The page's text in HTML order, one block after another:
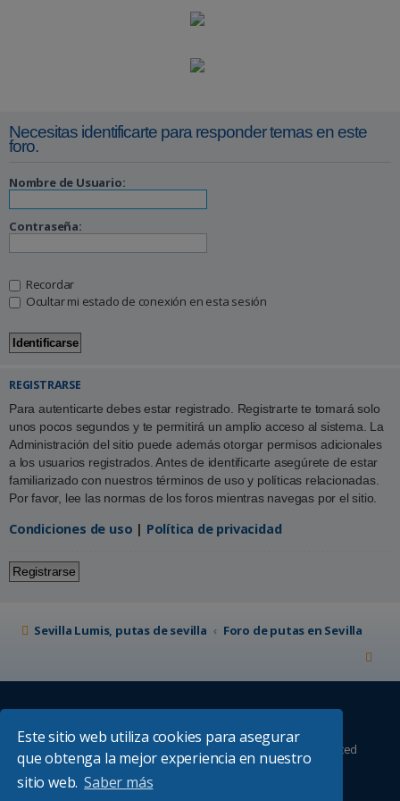
Este sitio web utiliza cookies para asegurar
que obtenga la mejor experiencia en nuestro
sitio web. Saber más
Necesitas identificarte para responder temas en este
foro.
Nombre de Usuario:
Contraseña:
Recordar
Ocultar mi estado de conexión en esta sesión
REGISTRARSE
Para autenticarte debes estar registrado. Registrarte te tomará solo
unos pocos segundos y te permitirá un amplio acceso al sistema. La
Administración del sitio puede además otorgar permisos adicionales
a los usuarios registrados. Antes de identificarte asegúrete de estar
familiarizado con nuestros términos de uso y políticas relacionadas.
Por favor, lee las normas de los foros mientras navegas por el sitio.
Condiciones de uso | Política de privacidad
Registrarse
Sevilla Lumis, putas de sevilla Foro de putas en Sevilla
® Forum Software © phpBB Limited
Absolution style by